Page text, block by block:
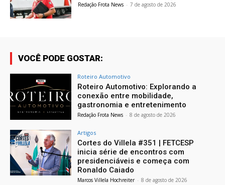
Redação Frota News - 7 de agosto de 2026
VOCÊ PODE GOSTAR:
Roteiro Automotivo
Roteiro Automotivo: Explorando a
conexão entre mobilidade,
gastronomia e entretenimento
Redação Frota News - 8 de agosto de 2026
Artigos
Cortes do Villela #351 | FETCESP
inicia série de encontros com
presidenciáveis e começa com
Ronaldo Caiado
Marcos Villela Hochreiter - 8 de agosto de 2026